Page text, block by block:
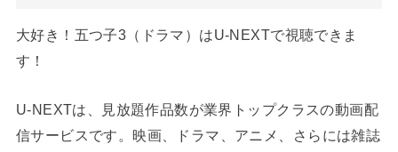
大好き！五つ子3（ドラマ）はU-NEXTで視聴できま
す！
U-NEXTは、見放題作品数が業界トップクラスの動画配
信サービスです。映画、ドラマ、アニメ、さらには雑誌